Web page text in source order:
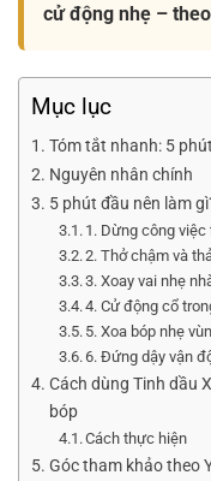
cử động nhẹ –
Mục lục
Tóm tắt nhanh: 5
Nguyên nhân chính
5 phút đầu nên làm
1. Dừng công việc
2. Thở chậm và
3. Xoay vai nhẹ
4. Cử động cổ
5. Xoa bóp nhẹ
6. Đứng dậy vận
Cách dùng Tinh dầu
bóp
Cách thực hiện
Góc tham khảo theo